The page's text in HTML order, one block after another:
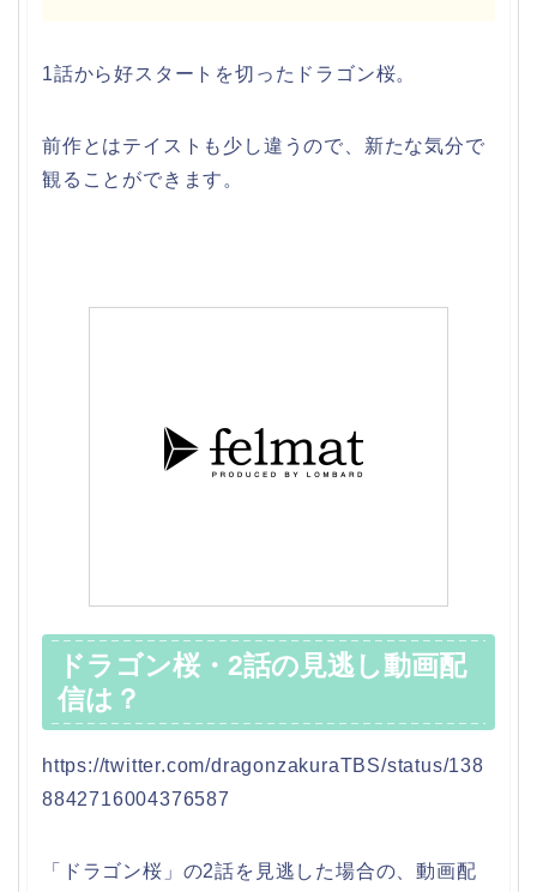
1話から好スタートを切ったドラゴン桜。
前作とはテイストも少し違うので、新たな気分で
観ることができます。
ドラゴン桜・2話の見逃し動画配
信は？
https://twitter.com/dragonzakuraTBS/status/138
8842716004376587
「ドラゴン桜」の2話を見逃した場合の、動画配